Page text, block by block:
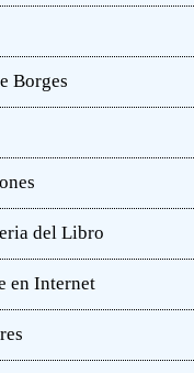
Borges
del Libro
en Internet